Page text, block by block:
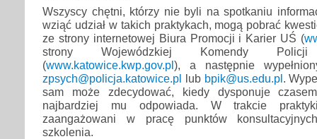
Wszyscy chętni, którzy nie byli na spotkaniu
wziąć udział w takich praktykach, mogą pobrać
ze strony internetowej Biura Promocji i Karier UŚ (
strony Wojewódzkiej Komendy
(www.katowice.kwp.gov.pl), a następnie
zpsych@policja.katowice.pl lub bpik@us.edu.pl.
sam może zdecydować, kiedy dysponuje
najbardziej mu odpowiada. W trakcie
zaangażowani w pracę punktów
szkolenia.